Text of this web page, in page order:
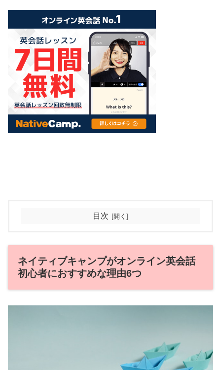
目次
ネイティブキャンプがオンライン英会話
初心者におすすめな理由6つ